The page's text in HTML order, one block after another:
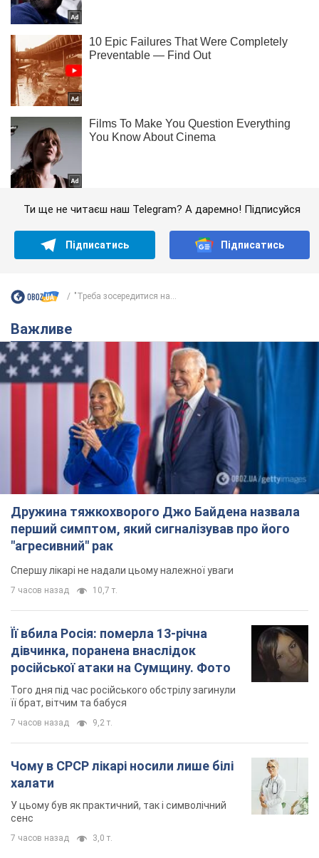
Ти ще не читаєш наш Telegram? А даремно! Підписуйся
Підписатись Підписатись
"Треба зосередитися на...
Важливе
Дружина тяжкохворого Джо Байдена назвала
перший симптом, який сигналізував про його
"агресивний" рак
Спершу лікарі не надали цьому належної уваги
7 часов назад 10,7 т.
Її вбила Росія: померла 13-річна
дівчинка, поранена внаслідок
російської атаки на Сумщину. Фото
Того дня під час російського обстрілу загинули
її брат, вітчим та бабуся
7 часов назад 9,2 т.
Чому в СРСР лікарі носили лише білі
халати
У цьому був як практичний, так і символічний
сенс
7 часов назад 3,0 т.